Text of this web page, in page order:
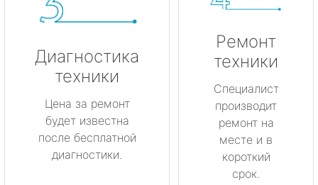
Диагностика
техники
Цена за ремонт
будет известна
после бесплатной
диагностики.
Ремонт
техники
Специалист
производит
ремонт на
месте и в
короткий
срок.